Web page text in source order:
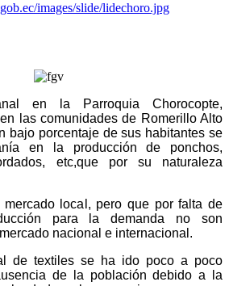
images/slide/lidechoro.jpg
en la Parroquia Chorocopte,
las comunidades de Romerillo Alto
bajo porcentaje de sus habitantes se
en la producción de ponchos,
etc,que por su naturaleza
local, pero que por falta de
para la demanda no son
nacional e internacional.
de textiles se ha ido poco a poco
de la población debido a la